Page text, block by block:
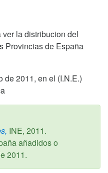
la distribucion del
Provincias de España
de 2011, en el (I.N.E.)
INE, 2011.
añadidos o
2011.